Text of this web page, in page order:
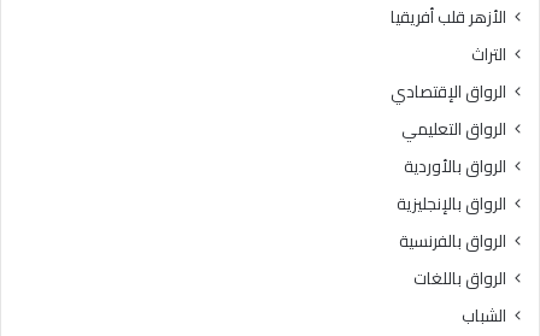
الأزهر قلب أفريقيا
التراث
الرواق الإقتصادي
الرواق التعليمي
الرواق بالأوردية
الرواق بالإنجليزية
الرواق بالفرنسية
الرواق باللغات
الشباب